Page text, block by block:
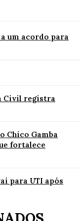
a um acordo para
Civil registra
Chico Gamba
fortalece
para UTI após